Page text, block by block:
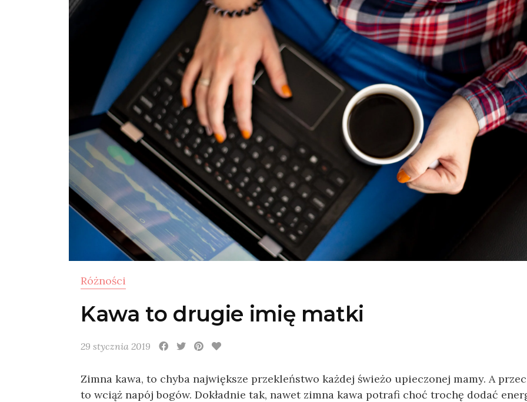
Różności
Kawa to drugie imię matki
29 stycznia 2019
Zimna kawa, to chyba największe przekleństwo każdej świeżo upieczonej mamy. A
to wciąż napój bogów. Dokładnie tak, nawet zimna kawa potrafi choć trochę dodać